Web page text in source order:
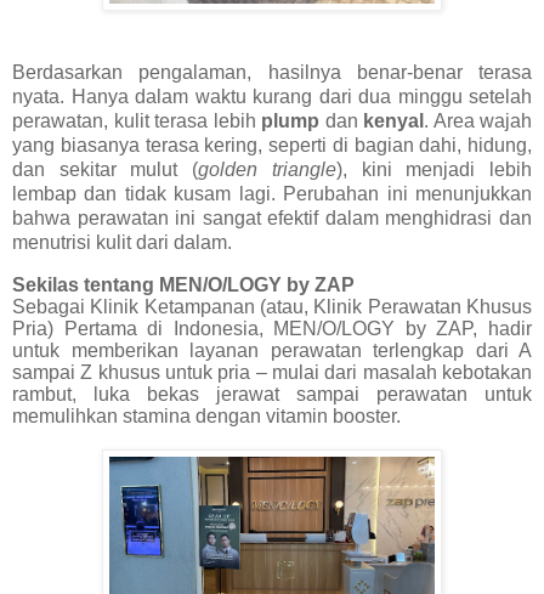
Berdasarkan pengalaman, hasilnya benar-benar terasa
nyata. Hanya dalam waktu kurang dari dua minggu setelah
perawatan, kulit terasa lebih plump dan kenyal . Area wajah
yang biasanya terasa kering, seperti di bagian dahi, hidung,
dan sekitar mulut (golden triangle), kini menjadi lebih
lembap dan tidak kusam lagi. Perubahan ini menunjukkan
bahwa perawatan ini sangat efektif dalam menghidrasi dan
menutrisi kulit dari dalam.
Sekilas tentang MEN/O/LOGY by ZAP
Sebagai Klinik Ketampanan (atau, Klinik Perawatan Khusus
Pria) Pertama di Indonesia, MEN/O/LOGY by ZAP, hadir
untuk memberikan layanan perawatan terlengkap dari A
sampai Z khusus untuk pria – mulai dari masalah kebotakan
rambut, luka bekas jerawat sampai perawatan untuk
memulihkan stamina dengan vitamin booster.